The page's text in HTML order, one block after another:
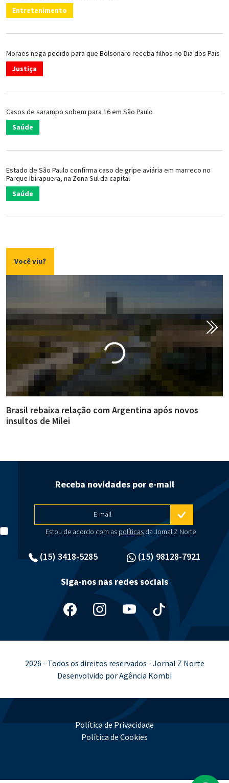
Entretenimento
Moraes nega pedido para que Bolsonaro receba filhos no Dia dos Pais
Justiça
Casos de sarampo sobem para 16 em São Paulo
Saúde
Estado de São Paulo confirma caso de gripe aviária em marreco no
Parque Ibirapuera, na Zona Sul da capital
Saúde
Você viu?
Brasil rebaixa relação com Argentina após novos
insultos de Milei
(15) 3418-5285 (15) 98128-7921
Receba novidades por e-mail
E-mail
Estou de acordo com as políticasda Jornal Z Norte
Siga-nos nas redes sociais
2026 - Todos os direitos reservados - Jornal Z Norte
Desenvolvido por Agência Kombi
Política de Privacidade
Política de Cookies